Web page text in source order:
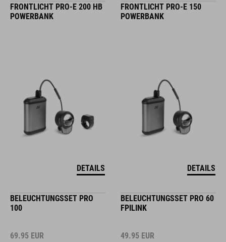
FRONTLICHT PRO-E 200 HB
POWERBANK
DETAILS
FRONTLICHT PRO-E 150
POWERBANK
DETAILS
BELEUCHTUNGSSET PRO
100
69.95 EUR
BELEUCHTUNGSSET PRO 60
FPILINK
49.95 EUR